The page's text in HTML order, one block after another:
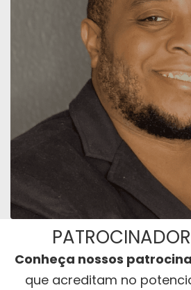
Conheça nossos
que acreditam no